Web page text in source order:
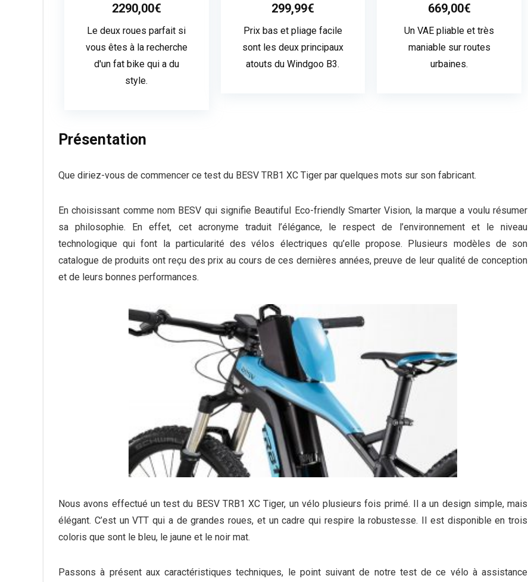
2290,00€
Le deux roues parfait si
vous êtes à la recherche
d'un fat bike qui a du
style.
299,99€
Prix bas et pliage facile
sont les deux principaux
atouts du Windgoo B3.
669,00€
Un VAE pliable et très
maniable sur routes
urbaines.
Présentation
Que diriez-vous de commencer ce test du BESV TRB1 XC Tiger par quelques mots sur son fabricant.
En choisissant comme nom BESV qui signifie Beautiful Eco-friendly Smarter Vision, la marque a voulu résumer
sa philosophie. En effet, cet acronyme traduit l’élégance, le respect de l’environnement et le niveau
technologique qui font la particularité des vélos électriques qu’elle propose. Plusieurs modèles de son
catalogue de produits ont reçu des prix au cours de ces dernières années, preuve de leur qualité de conception
et de leurs bonnes performances.
Nous avons effectué un test du BESV TRB1 XC Tiger, un vélo plusieurs fois primé. Il a un design simple, mais
élégant. C’est un VTT qui a de grandes roues, et un cadre qui respire la robustesse. Il est disponible en trois
coloris que sont le bleu, le jaune et le noir mat.
Passons à présent aux caractéristiques techniques, le point suivant de notre test de ce vélo à assistance